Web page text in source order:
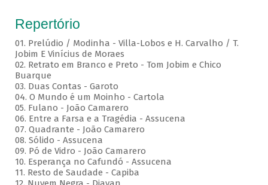
Repertório
01. Prelúdio / Modinha - Villa-Lobos e H. Carvalho / T.
Jobim E Vinícius de Moraes
02. Retrato em Branco e Preto - Tom Jobim e Chico
Buarque
03. Duas Contas - Garoto
04. O Mundo é um Moinho - Cartola
05. Fulano - João Camarero
06. Entre a Farsa e a Tragédia - Assucena
07. Quadrante - João Camarero
08. Sólido - Assucena
09. Pó de Vidro - João Camarero
10. Esperança no Cafundó - Assucena
11. Resto de Saudade - Capiba